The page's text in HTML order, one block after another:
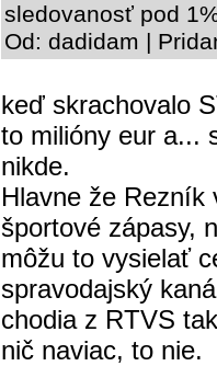
sledovanosť pod
Od: dadidam |
keď skrachovalo
to milióny eur a...
nikde.
Hlavne že Rezník
športové zápasy,
môžu to vysielať
spravodajský
chodia z RTVS
nič naviac, to nie.